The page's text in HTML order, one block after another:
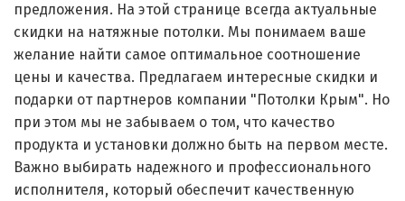
предложения. На этой странице всегда актуальные
скидки на натяжные потолки. Мы понимаем ваше
желание найти самое оптимальное соотношение
цены и качества. Предлагаем интересные скидки и
подарки от партнеров компании "Потолки Крым". Но
при этом мы не забываем о том, что качество
продукта и установки должно быть на первом месте.
Важно выбирать надежного и профессионального
исполнителя, который обеспечит качественную